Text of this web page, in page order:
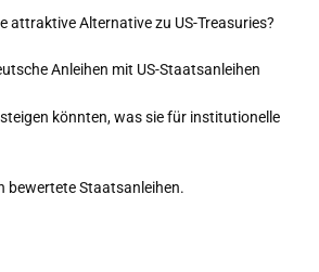
attraktive Alternative zu US-Treasuries?
Anleihen mit US-Staatsanleihen
könnten, was sie für institutionelle
bewertete Staatsanleihen.